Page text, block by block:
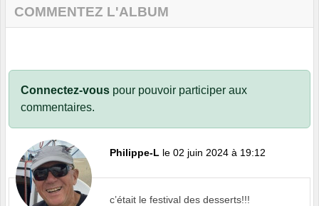
COMMENTEZ L'ALBUM
Connectez-vous pour pouvoir participer aux
commentaires.
Philippe-L le 02 juin 2024 à 19:12
c’était le festival des desserts!!!